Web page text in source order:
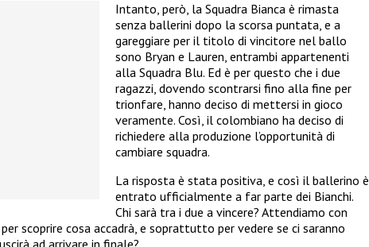
Intanto, però, la Squadra Bianca è rimasta
senza ballerini dopo la scorsa puntata, e a
gareggiare per il titolo di vincitore nel ballo
sono Bryan e Lauren, entrambi appartenenti
alla Squadra Blu. Ed è per questo che i due
ragazzi, dovendo scontrarsi fino alla fine per
trionfare, hanno deciso di mettersi in gioco
veramente. Così, il colombiano ha deciso di
richiedere alla produzione l’opportunità di
cambiare squadra.
La risposta è stata positiva, e così il ballerino è
entrato ufficialmente a far parte dei Bianchi.
Chi sarà tra i due a vincere? Attendiamo con
scoprire cosa accadrà, e soprattutto per vedere se ci saranno